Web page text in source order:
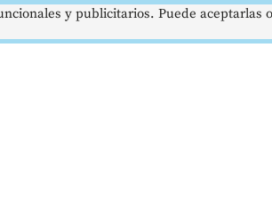
y publicitarios. Puede aceptarlas